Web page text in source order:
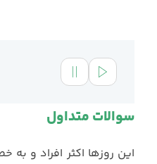
سوالات متداول
این روزها اکثر افراد و